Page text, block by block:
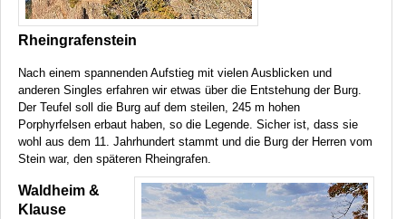
Rheingrafenstein
Nach einem spannenden Aufstieg mit vielen Ausblicken und
anderen Singles erfahren wir etwas über die Entstehung der Burg.
Der Teufel soll die Burg auf dem steilen, 245 m hohen
Porphyrfelsen erbaut haben, so die Legende. Sicher ist, dass sie
wohl aus dem 11. Jahrhundert stammt und die Burg der Herren vom
Stein war, den späteren Rheingrafen.
Waldheim &
Klause